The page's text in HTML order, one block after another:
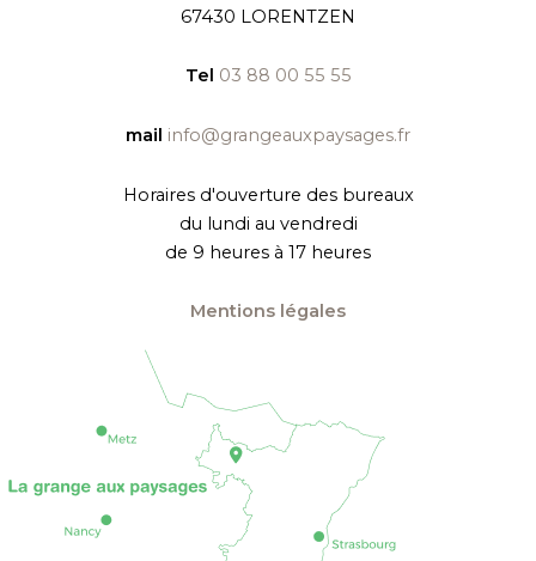
67430 LORENTZEN
Tel 03 88 00 55 55
mail info@grangeauxpaysages.fr
Horaires d'ouverture des bureaux
du lundi au vendredi
de 9 heures à 17 heures
Mentions légales